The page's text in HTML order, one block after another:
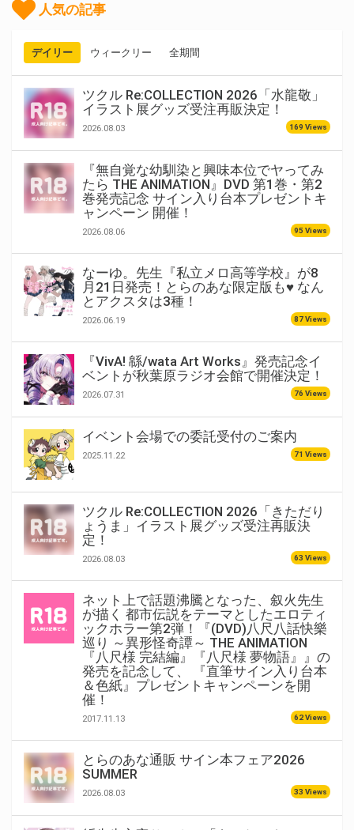
人気の記事
デイリー ウィークリー 全期間
ツクル Re:COLLECTION 2026「水龍敬」
イラスト展グッズ受注再販決定！
2026.08.03 169 Views
『無自覚な幼馴染と興味本位でヤってみ
たら THE ANIMATION』DVD 第1巻・第2
巻発売記念 サイン入り台本プレゼントキ
ャンペーン 開催！
2026.08.06 95 Views
なーゆ。先生『私立メロ高等学校』が8
月21日発売！とらのあな限定版も♥ なん
とアクスタは3種！
2026.06.19 87 Views
『VivA! 緜/wata Art Works』発売記念イ
ベントが秋葉原ラジオ会館で開催決定！
2026.07.31 76 Views
イベント会場での委託受付のご案内
2025.11.22 71 Views
ツクル Re:COLLECTION 2026「きただり
ょうま」イラスト展グッズ受注再販決
定！
2026.08.03 63 Views
ネット上で話題沸騰となった、叙火先生
が描く 都市伝説をテーマとしたエロティ
ックホラー第2弾！『(DVD)八尺八話快樂
巡り ～異形怪奇譚～ THE ANIMATION
『八尺様 完結編』『八尺様 夢物語』』の
発売を記念して、 『直筆サイン入り台本
＆色紙』プレゼントキャンペーンを開
催！
2017.11.13 62 Views
とらのあな通販 サイン本フェア2026
SUMMER
2026.08.03 33 Views